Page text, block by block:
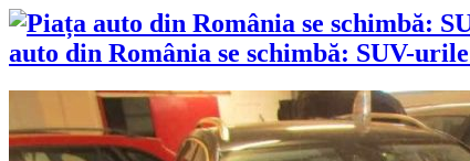
auto din România se schimbă: SUV-